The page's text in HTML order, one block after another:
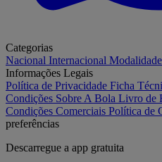
Categorias
Nacional Internacional
Informações Legais
Política de Privacidade Ficha
Condições Sobre A Bola Livro de
Condições Comerciais Política de
preferências
Descarregue a app gratuita